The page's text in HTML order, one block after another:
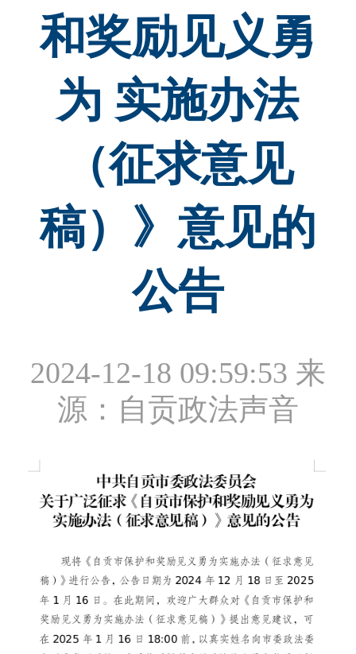
和奖励见义勇
为 实施办法
（征求意见
稿）》意见的
公告
2024-12-18 09:59:53 来
源：自贡政法声音